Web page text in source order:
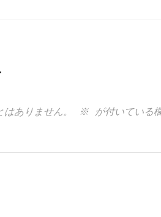
ありません。 ※ が付いている